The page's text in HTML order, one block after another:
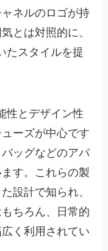
ネルのロゴが持
とは対照的に、
たスタイルを提
性とデザイン性
ーズが中心です
ッグなどのアパ
す。これらの製
設計で知られ、
ちろん、日常的
く利用されてい